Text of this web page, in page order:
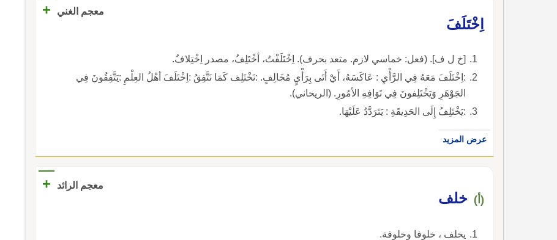
معجم الغني
+
اِخْتَلَفَ
[خ ل ف]. (فعل: خماسي لازم. متعد بحرف). اِخْتَلَفْتُ، أخْتَلِفُ، مصدر اِخْتِلافٌ.
:اِخْتَلَفَ مَعَهُ فِي الرَّأْيِ : عَاكَسَهُ، أَيْ أَتَى بِرَأْيٍ مُخَالِفٍ. :نَخْتَلِف كَمَا نَتَّفِقُ :اِخْتَلَفَ أهْلُ العِلْمِ :يَتَّفِقُونَ فِي
الجَوْهَرِ وَيَخْتَلِفونَ فِي تَوَافِهِ الأمُورِ. (الريحاني).
:يَخْتَلِفُ إِلَى الحَدِيقَةِ : يَتَرَدَّدُ عَلَيْهَا.
عرض المزيد
معجم الرائد +
(أ) خلف
يخلف ، خلوفا وخلوفة.